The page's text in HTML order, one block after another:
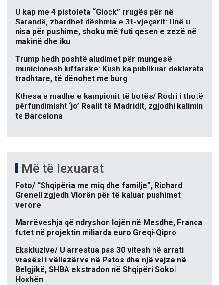
U kap me 4 pistoleta “Glock” rrugës për në
Sarandë, zbardhet dëshmia e 31-vjeçarit: Unë u
nisa për pushime, shoku më futi qesen e zezë në
makinë dhe iku
Trump hedh poshtë aludimet për mungesë
municionesh luftarake: Kush ka publikuar deklarata
tradhtare, të dënohet me burg
Kthesa e madhe e kampionit të botës/ Rodri i thotë
përfundimisht ‘jo’ Realit të Madridit, zgjodhi kalimin
te Barcelona
Më të lexuarat
Foto/ “Shqipëria me miq dhe familje”, Richard
Grenell zgjedh Vlorën për të kaluar pushimet
verore
Marrëveshja që ndryshon lojën në Mesdhe, Franca
futet në projektin miliarda euro Greqi-Qipro
Ekskluzive/ U arrestua pas 30 vitesh në arrati
vrasësi i vëllezërve në Patos dhe një vajze në
Belgjikë, SHBA ekstradon në Shqipëri Sokol
Hoxhën